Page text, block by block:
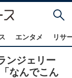
エンタメ リサ
ンジェリー
なんでこん